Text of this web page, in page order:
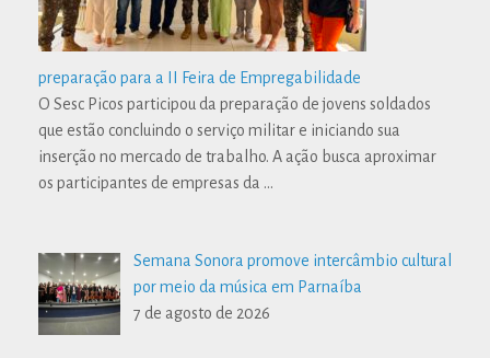
preparação para a II Feira de Empregabilidade
O Sesc Picos participou da preparação de jovens soldados
que estão concluindo o serviço militar e iniciando sua
inserção no mercado de trabalho. A ação busca aproximar
os participantes de empresas da …
Semana Sonora promove intercâmbio cultural
por meio da música em Parnaíba
7 de agosto de 2026